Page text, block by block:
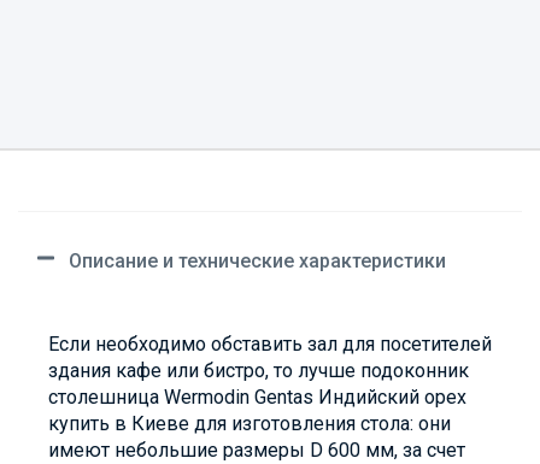
Описание и технические характеристики
Если необходимо обставить зал для посетителей
здания кафе или бистро, то лучше подоконник
столешница Wermodin Gentas Индийский орех
купить в Киеве для изготовления стола: они
имеют небольшие размеры D 600 мм, за счет